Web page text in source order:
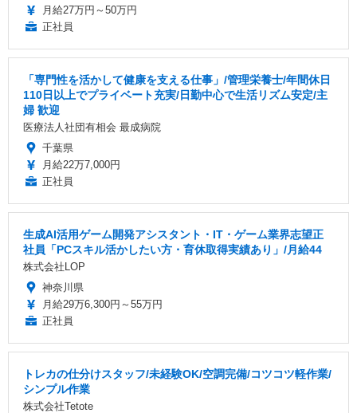
月給27万円～50万円
正社員
「専門性を活かして健康を支える仕事」/管理栄養士/年間休日
110日以上でプライベート充実/日勤中心で生活リズム安定/主
婦 歓迎
医療法人社団有相会 最成病院
千葉県
月給22万7,000円
正社員
生成AI活用ゲーム開発アシスタント・IT・ゲーム業界志望正
社員「PCスキル活かしたい方・育休取得実績あり」/月給44
株式会社LOP
神奈川県
月給29万6,300円～55万円
正社員
トレカの仕分けスタッフ/未経験OK/空調完備/コツコツ軽作業/
シンプル作業
株式会社Tetote